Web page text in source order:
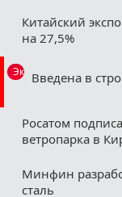
Китайский
на 27,5%
Эксклюзив
Введена в
Росатом
ветропарка в
Минфин
сталь